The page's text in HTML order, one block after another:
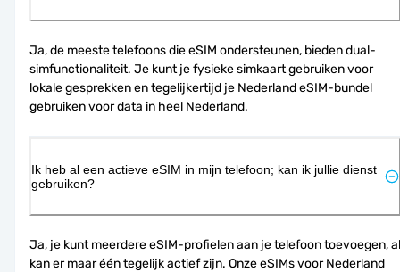
Ja, de meeste telefoons die eSIM ondersteunen, bieden dual-
simfunctionaliteit. Je kunt je fysieke simkaart gebruiken voor
lokale gesprekken en tegelijkertijd je Nederland eSIM-bundel
gebruiken voor data in heel Nederland.
Ik heb al een actieve eSIM in mijn telefoon; kan ik jullie dienst
gebruiken?
Ja, je kunt meerdere eSIM-profielen aan je telefoon toevoegen, al
kan er maar één tegelijk actief zijn. Onze eSIMs voor Nederland